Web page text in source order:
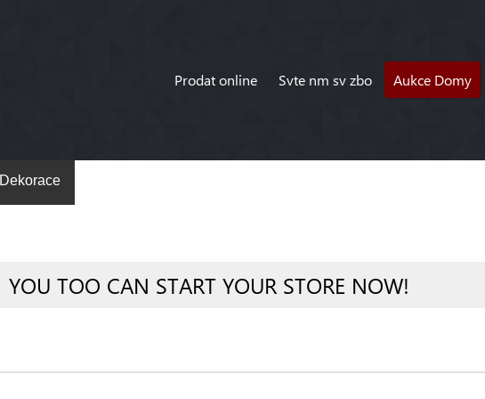
Prodat online Svte nm sv zbo Aukce Domy
Dekorace
YOU TOO CAN START YOUR STORE NOW!